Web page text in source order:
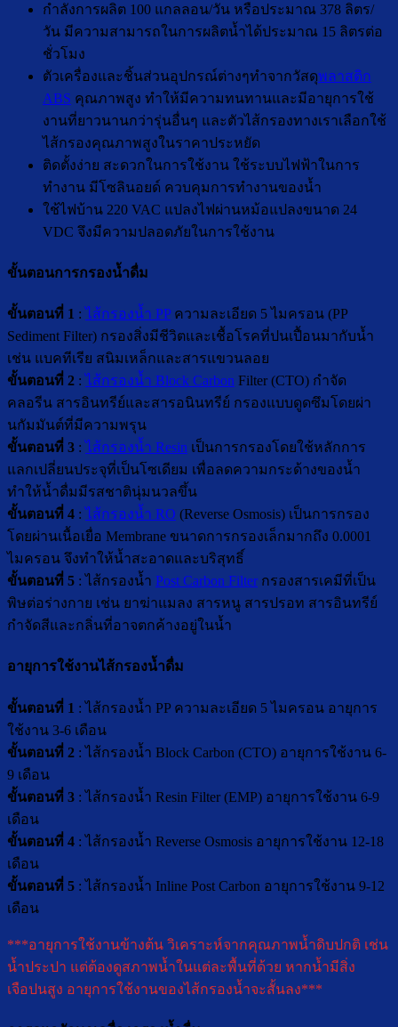
กำลังการผลิต 100 แกลลอน/วัน หรือประมาณ 378 ลิตร/
วัน มีความสามารถในการผลิตน้ำได้ประมาณ 15 ลิตรต่อ
ชั่วโมง
ตัวเครื่องและชิ้นส่วนอุปกรณ์ต่างๆทำจากวัสดุพลาสติก
ABS คุณภาพสูง ทำให้มีความทนทานและมีอายุการใช้
งานที่ยาวนานกว่ารุ่นอื่นๆ และตัวไส้กรองทางเราเลือกใช้
ไส้กรองคุณภาพสูงในราคาประหยัด
ติดตั้งง่าย สะดวกในการใช้งาน ใช้ระบบไฟฟ้าในการ
ทำงาน มีโซลินอยด์ ควบคุมการทำงานของน้ำ
ใช้ไฟบ้าน 220 VAC แปลงไฟผ่านหม้อแปลงขนาด 24
VDC จึงมีความปลอดภัยในการใช้งาน
ขั้นตอนการกรองน้ำดื่ม
ขั้นตอนที่ 1 :ไส้กรองน้ำ PPความละเอียด 5 ไมครอน (PP
Sediment Filter) กรองสิ่งมีชีวิตและเชื้อโรคที่ปนเปื้อนมากับน้ำ
เช่น แบคทีเรีย สนิมเหล็กและสารแขวนลอย
ขั้นตอนที่ 2 :ไส้กรองน้ำ Block Carbon Filter (CTO) กำจัด
คลอรีน สารอินทรีย์และสารอนินทรีย์ กรองแบบดูดซึมโดยผ่า
นกัมมันต์ที่มีความพรุน
ขั้นตอนที่ 3 :ไส้กรองน้ำ Resin เป็นการกรองโดยใช้หลักการ
แลกเปลี่ยนประจุที่เป็นโซเดียม เพื่อลดความกระด้างของน้ำ
ทำให้น้ำดื่มมีรสชาตินุ่มนวลขึ้น
ขั้นตอนที่ 4 :ไส้กรองน้ำ RO (Reverse Osmosis) เป็นการกรอง
โดยผ่านเนื้อเยื่อ Membrane ขนาดการกรองเล็กมากถึง 0.0001
ไมครอน จึงทำให้น้ำสะอาดและบริสุทธิ์
ขั้นตอนที่ 5 : ไส้กรองน้ำ Post Carbon Filter กรองสารเคมีที่เป็น
พิษต่อร่างกาย เช่น ยาฆ่าแมลง สารหนู สารปรอท สารอินทรีย์
กำจัดสีและกลิ่นที่อาจตกค้างอยู่ในน้ำ
อายุการใช้งานไส้กรองน้ำดื่ม
ขั้นตอนที่ 1 : ไส้กรองน้ำ PP ความละเอียด 5 ไมครอน อายุการ
ใช้งาน 3-6 เดือน
ขั้นตอนที่ 2 : ไส้กรองน้ำ Block Carbon (CTO) อายุการใช้งาน 6-
9 เดือน
ขั้นตอนที่ 3 : ไส้กรองน้ำ Resin Filter (EMP) อายุการใช้งาน 6-9
เดือน
ขั้นตอนที่ 4 : ไส้กรองน้ำ Reverse Osmosis อายุการใช้งาน 12-18
เดือน
ขั้นตอนที่ 5 : ไส้กรองน้ำ Inline Post Carbon อายุการใช้งาน 9-12
เดือน
***อายุการใช้งานข้างต้น วิเคราะห์จากคุณภาพน้ำดิบปกติ เช่น
น้ำประปา แต่ต้องดูสภาพน้ำในแต่ละพื้นที่ด้วย หากน้ำมีสิ่ง
เจือปนสูง อายุการใช้งานของไส้กรองน้ำจะสั้นลง***